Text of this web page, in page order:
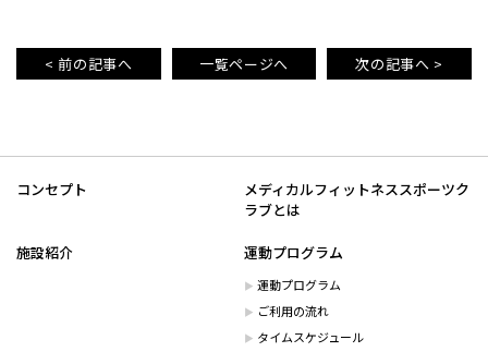
< 前の記事へ 一覧ページへ 次の記事へ >
コンセプト
メディカルフィットネススポーツク
ラブとは
施設紹介 運動プログラム
運動プログラム
ご利用の流れ
タイムスケジュール